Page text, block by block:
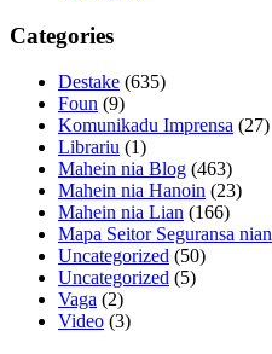
Categories
Destake (635)
Foun (9)
Komunikadu Imprensa (27)
Librariu (1)
Mahein nia Blog (463)
Mahein nia Hanoin (23)
Mahein nia Lian (166)
Mapa Seitor Seguransa nian
Uncategorized (50)
Uncategorized (5)
Vaga (2)
Video (3)